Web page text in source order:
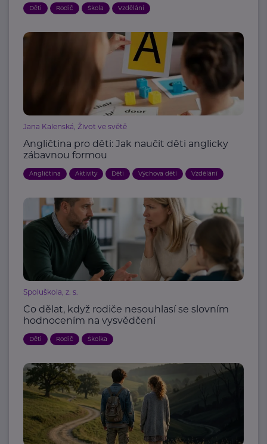
Děti Rodič Škola Vzdělání
Jana Kalenská, Život ve světě
Angličtina pro děti: Jak naučit děti anglicky
zábavnou formou
Angličtina Aktivity Děti Výchova dětí Vzdělání
Spoluškola, z. s.
Co dělat, když rodiče nesouhlasí se slovním
hodnocením na vysvědčení
Děti Rodič Školka